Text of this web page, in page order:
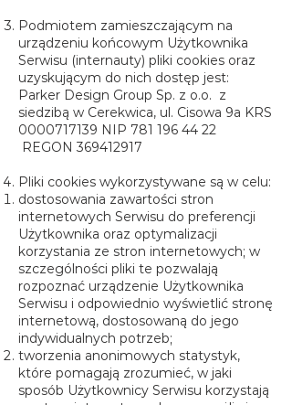
Podmiotem zamieszczającym na
urządzeniu końcowym Użytkownika
Serwisu (internauty) pliki cookies oraz
uzyskującym do nich dostęp jest:
Parker Design Group Sp. z o.o. z
siedzibą w Cerekwica, ul. Cisowa 9a KRS
0000717139 NIP 781 196 44 22
REGON 369412917
Pliki cookies wykorzystywane są w celu:
dostosowania zawartości stron
internetowych Serwisu do preferencji
Użytkownika oraz optymalizacji
korzystania ze stron internetowych; w
szczególności pliki te pozwalają
rozpoznać urządzenie Użytkownika
Serwisu i odpowiednio wyświetlić stronę
internetową, dostosowaną do jego
indywidualnych potrzeb;
tworzenia anonimowych statystyk,
które pomagają zrozumieć, w jaki
sposób Użytkownicy Serwisu korzystają